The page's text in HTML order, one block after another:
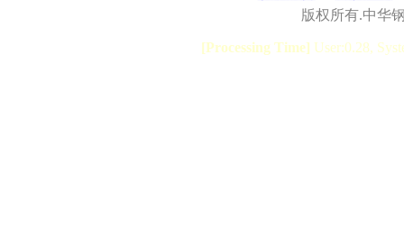
版权所有.中华
[Processing Time] User:0.28,